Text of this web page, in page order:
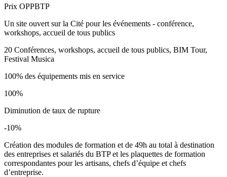
Prix OPPBTP
Un site ouvert sur la Cité pour les événements - conférence,
workshops, accueil de tous publics
20 Conférences, workshops, accueil de tous publics, BIM Tour,
Festival Musica
100% des équipements mis en service
100%
Diminution de taux de rupture
-10%
Création des modules de formation et de 49h au total à destination
des entreprises et salariés du BTP et les plaquettes de formation
correspondantes pour les artisans, chefs d’équipe et chefs
d’entreprise.